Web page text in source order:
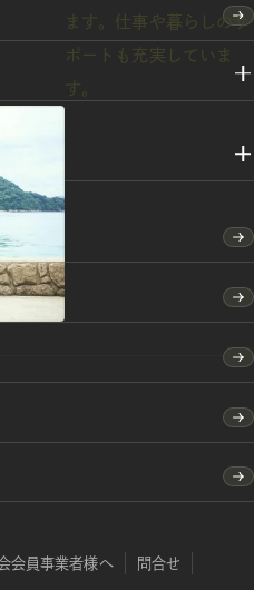
ます。仕事や暮らしのサ
ポートも充実していま
す。
会員事業者様へ 問合せ